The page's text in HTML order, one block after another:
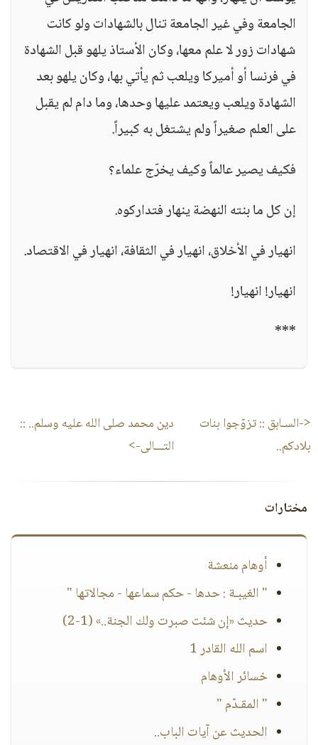
الجامعة وفي غير الجامعة تنال بالشهادات ولو كانت
شهادات زور لا علم معها، وكان الأستاذ يلهو قبل الشهادة
في فرنسا أو أميركا ويلعب ثم يأتي بها، وكان يلهو بعد
الشهادة ويلعب ويعتمد عليها وحدها، وما دام لم يقبل
على العلم صغيراً ولم يشتغل به كبيراً.
فكيف يصير عالماً وكيف يخرّج علماء؟
إن كل ما بنته النهضة ينهار فتداركوه.
انهيار في الأخلاق، انهيار في الثقافة، انهيار في الاقتصاد.
انهيار! انهيار!
***
<-السـابق ::تزوّجوا بنات
بلادكم..
دين محمد صلى الله عليه وسلم.. ::
التـــالى->
مختارات
أوهام منعشة
" الغيبـة : حدها - حكم سماعها - مجالاتها "
حديث «إن شئت صبرت ولك الجنة..» (1-2)
اسم الله القادر 1
خسائر الأوهام
" المقـدّم "
الحديث عن آيات الباب..